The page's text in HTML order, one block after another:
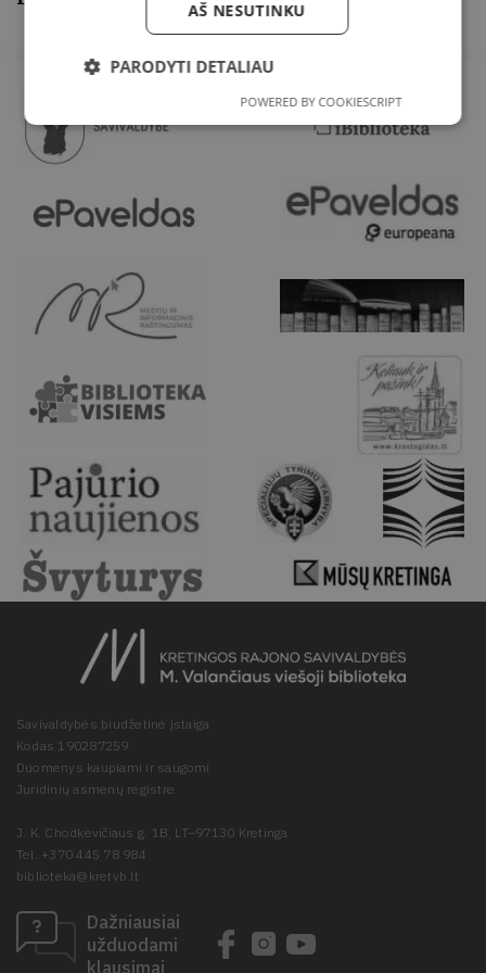
Savivaldybės biudžetinė įstaiga
Kodas 190287259
Duomenys kaupiami ir saugomi
Juridinių asmenų registre
J. K. Chodkevičiaus g. 1B, LT–97130 Kretinga
Tel. +370 445 78 984
biblioteka@kretvb.lt
Dažniausiai
užduodami
klausimai
AŠ NESUTINKU
PARODYTI DETALIAU
POWERED BY COOKIESCRIPT